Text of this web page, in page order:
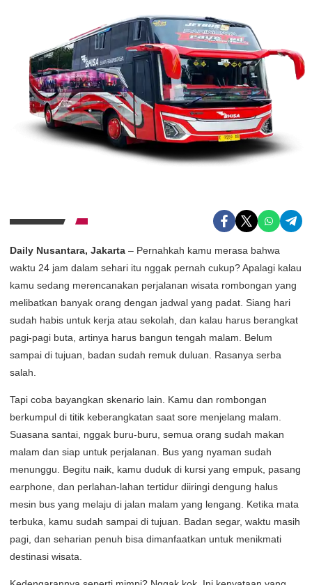
Daily Nusantara, Jakarta – Pernahkah kamu merasa bahwa
waktu 24 jam dalam sehari itu nggak pernah cukup? Apalagi kalau
kamu sedang merencanakan perjalanan wisata rombongan yang
melibatkan banyak orang dengan jadwal yang padat. Siang hari
sudah habis untuk kerja atau sekolah, dan kalau harus berangkat
pagi-pagi buta, artinya harus bangun tengah malam. Belum
sampai di tujuan, badan sudah remuk duluan. Rasanya serba
salah.
Tapi coba bayangkan skenario lain. Kamu dan rombongan
berkumpul di titik keberangkatan saat sore menjelang malam.
Suasana santai, nggak buru-buru, semua orang sudah makan
malam dan siap untuk perjalanan. Bus yang nyaman sudah
menunggu. Begitu naik, kamu duduk di kursi yang empuk, pasang
earphone, dan perlahan-lahan tertidur diiringi dengung halus
mesin bus yang melaju di jalan malam yang lengang. Ketika mata
terbuka, kamu sudah sampai di tujuan. Badan segar, waktu masih
pagi, dan seharian penuh bisa dimanfaatkan untuk menikmati
destinasi wisata.